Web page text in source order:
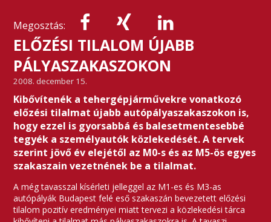
Megosztás:
ELŐZÉSI TILALOM ÚJABB
PÁLYASZAKASZOKON
2008. december 15.
Kibővítenék a tehergépjárművekre vonatkozó
előzési tilalmat újabb autópályaszakaszokon is,
hogy ezzel is gyorsabbá és balesetmentesebbé
tegyék a személyautók közlekedését. A tervek
szerint jövő év elejétől az M0-s és az M5-ös egyes
szakaszain vezetnének be a tilalmat.
A még tavasszal kísérleti jelleggel az M1-es és M3-as
autópályák Budapest felé eső szakaszán bevezetett előzési
tilalom pozitív eredményei miatt tervezi a közlekedési tárca